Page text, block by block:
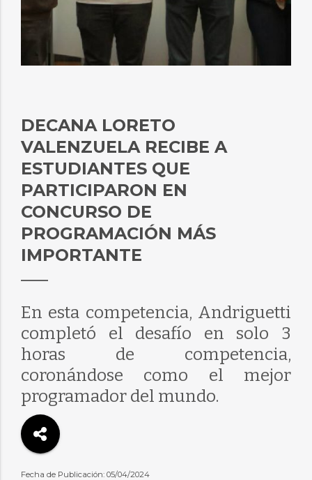
DECANA LORETO
VALENZUELA RECIBE A
ESTUDIANTES QUE
PARTICIPARON EN
CONCURSO DE
PROGRAMACIÓN MÁS
IMPORTANTE
En esta competencia, Andriguetti
completó el desafío en solo 3
horas de competencia,
coronándose como el mejor
programador del mundo.
Fecha de Publicación: 05/04/2024